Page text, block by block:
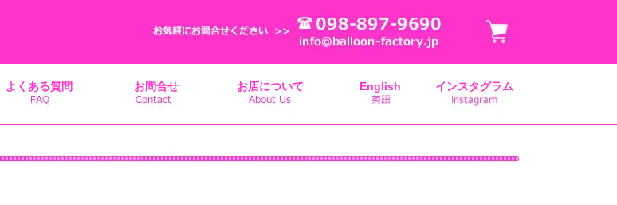
よくある質問 お問合せ お店について English インスタグラム